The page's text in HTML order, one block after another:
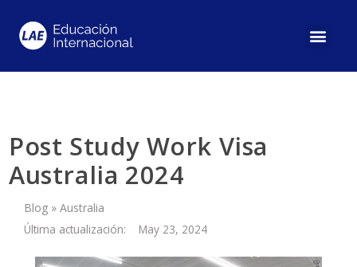
Post Study Work Visa
Australia 2024
Blog » Australia
Última actualización:
May 23, 2024